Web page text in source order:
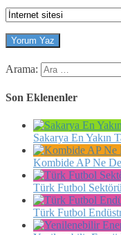
Arama:
Son Eklenenler
Sakarya En Yakın
Kombide AP Ne
Türk Futbol
Türk Futbol